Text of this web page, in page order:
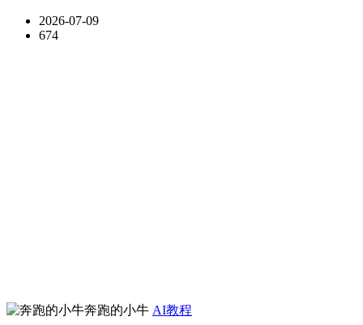
2026-07-09
674
奔跑的小牛 AI教程